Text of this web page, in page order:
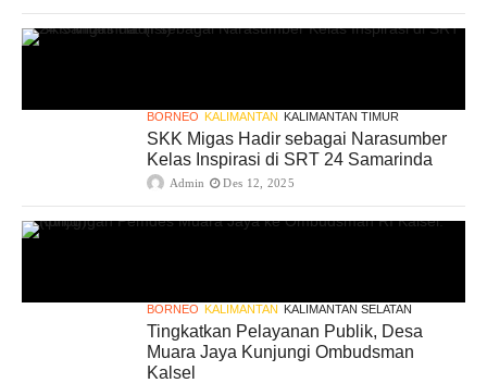
BORNEO KALIMANTAN KALIMANTAN TIMUR
SKK Migas Hadir sebagai Narasumber
Kelas Inspirasi di SRT 24 Samarinda
Admin Des 12, 2025
BORNEO KALIMANTAN KALIMANTAN SELATAN
Tingkatkan Pelayanan Publik, Desa
Muara Jaya Kunjungi Ombudsman
Kalsel